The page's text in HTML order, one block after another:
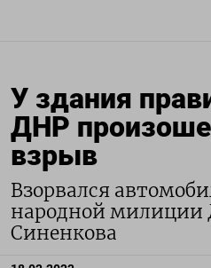
У здания
ДНР
взрыв
Взорвался
народной милиции
Синенкова